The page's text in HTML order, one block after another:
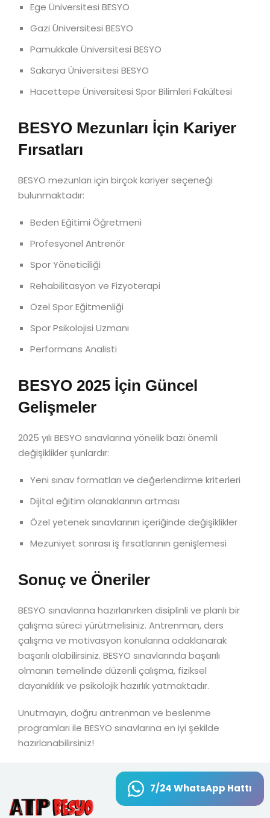
7/24 WhatsApp Hattı
Ege Üniversitesi BESYO
Gazi Üniversitesi BESYO
Pamukkale Üniversitesi BESYO
Sakarya Üniversitesi BESYO
Hacettepe Üniversitesi Spor Bilimleri Fakültesi
BESYO Mezunları İçin Kariyer
Fırsatları
BESYO mezunları için birçok kariyer seçeneği
bulunmaktadır:
Beden Eğitimi Öğretmeni
Profesyonel Antrenör
Spor Yöneticiliği
Rehabilitasyon ve Fizyoterapi
Özel Spor Eğitmenliği
Spor Psikolojisi Uzmanı
Performans Analisti
BESYO 2025 İçin Güncel
Gelişmeler
2025 yılı BESYO sınavlarına yönelik bazı önemli
değişiklikler şunlardır:
Yeni sınav formatları ve değerlendirme kriterleri
Dijital eğitim olanaklarının artması
Özel yetenek sınavlarının içeriğinde değişiklikler
Mezuniyet sonrası iş fırsatlarının genişlemesi
Sonuç ve Öneriler
BESYO sınavlarına hazırlanırken disiplinli ve planlı bir
çalışma süreci yürütmelisiniz. Antrenman, ders
çalışma ve motivasyon konularına odaklanarak
başarılı olabilirsiniz. BESYO sınavlarında başarılı
olmanın temelinde düzenli çalışma, fiziksel
dayanıklılık ve psikolojik hazırlık yatmaktadır.
Unutmayın, doğru antrenman ve beslenme
programları ile BESYO sınavlarına en iyi şekilde
hazırlanabilirsiniz!